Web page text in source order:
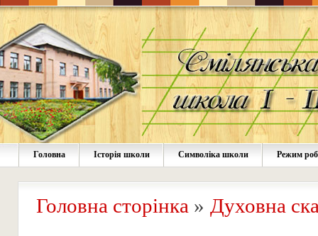
Головна Історія школи Символіка школи Режим
Головна сторінка » Духовна